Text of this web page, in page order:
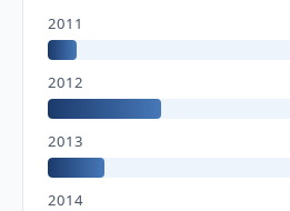
2011
2012
2013
2014